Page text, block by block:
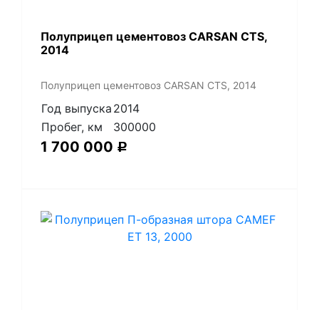
Полуприцеп цементовоз СARSАN CТS,
2014
Полуприцеп цементовоз СARSАN CТS, 2014
Год выпуска 2014
Пробег, км
300000
1 700 000 Р